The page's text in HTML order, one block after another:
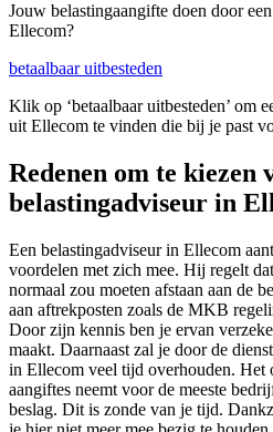
Jouw belastingaangifte doen door
Ellecom?
betaalbaar uitbesteden
Klik op ‘betaalbaar uitbesteden’ om
uit Ellecom te vinden die bij je past
Redenen om te kiezen
belastingadviseur in
Een belastingadviseur in Ellecom
voordelen met zich mee. Hij regelt
normaal zou moeten afstaan aan de
aan aftrekposten zoals de MKB
Door zijn kennis ben je ervan
maakt. Daarnaast zal je door de
in Ellecom veel tijd overhouden. Het
aangiftes neemt voor de meeste
beslag. Dit is zonde van je tijd.